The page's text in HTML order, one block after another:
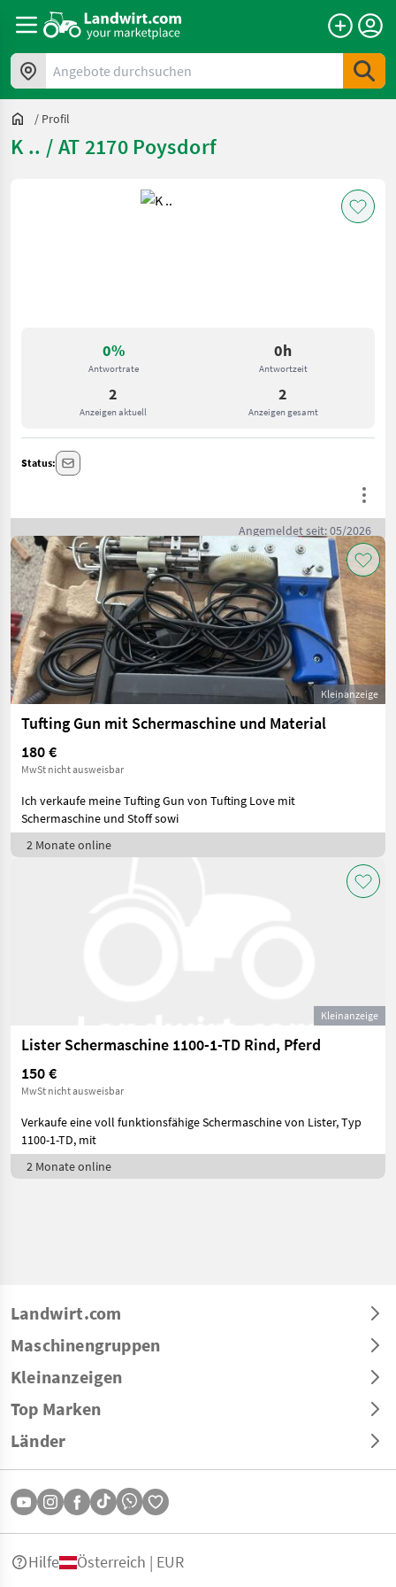
Angebote durchsuchen
/ Profil
K .. / AT 2170 Poysdorf
0%
Antwortrate
0h
Antwortzeit
2
Anzeigen aktuell
2
Anzeigen gesamt
Status:
Angemeldet seit: 05/2026
Kleinanzeige
Tufting Gun mit Schermaschine und Material
180 €
MwSt nicht ausweisbar
Ich verkaufe meine Tufting Gun von Tufting Love mit
Schermaschine und Stoff sowi
2 Monate online
Kleinanzeige
Lister Schermaschine 1100-1-TD Rind, Pferd
150 €
MwSt nicht ausweisbar
Verkaufe eine voll funktionsfähige Schermaschine von Lister, Typ
1100-1-TD, mit
2 Monate online
Landwirt.com
Maschinengruppen
Kleinanzeigen
Top Marken
Länder
Hilfe Österreich | EUR